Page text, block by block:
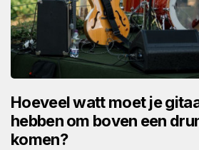
Hoeveel watt moet je
hebben om boven een
komen?